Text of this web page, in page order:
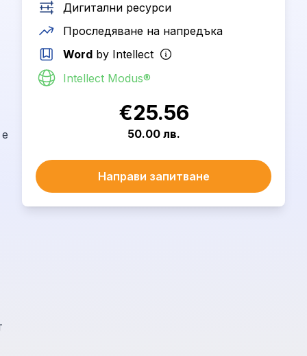
Дигитални ресурси
Проследяване на напредъка
Word by Intellect
Intellect Modus®
€25.56
50.00 лв.
Направи запитване